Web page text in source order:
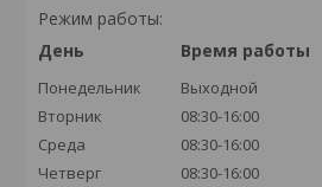
Режим работы:
День
Время работы
Понедельник
Выходной
Вторник
08:30-16:00
Среда
08:30-16:00
Четверг
08:30-16:00